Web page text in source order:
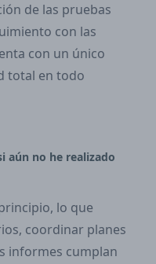
de las pruebas
con las
con un único
total en todo
aún no he realizado
lo que
coordinar planes
informes cumplan